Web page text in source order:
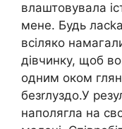
влаштовувала
мене. Будь
всіляко
дівчинку, щоб
одним оком
безrлуздо.У
наполягла на